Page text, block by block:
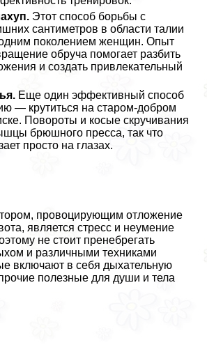
Этот способ борьбы с
сантиметров в области талии
поколением женщин. Опыт
обруча помогает разбить
и создать привлекательный
Еще один эффективный способ
— крутиться на старом-добром
Повороты и косые скручивания
брюшного пресса, так что
просто на глазах.
провоцирующим отложение
является стресс и неумение
не стоит пренебрегать
и различными техниками
включают в себя дыхательную
прочие полезные для души и тела